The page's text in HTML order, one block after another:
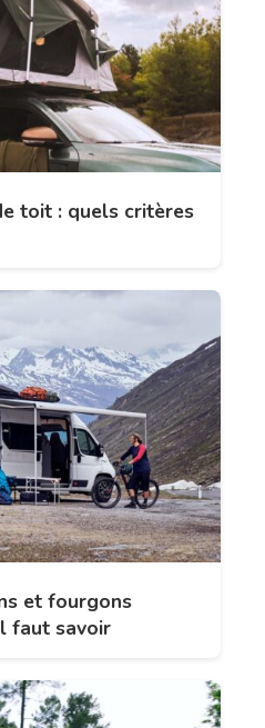
toit : quels critères
et fourgons
faut savoir